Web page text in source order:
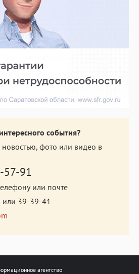
события?
фото или видео в
57-91
или почте
или 39-39-41
агентство